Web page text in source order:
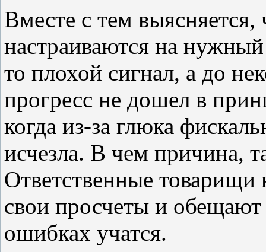
Вместе с тем выясняется,
настраиваются на
то плохой сигнал, а до
прогресс не дошел в
когда из-за глюка
исчезла. В чем причина,
Ответственные
свои просчеты и
ошибках учатся.